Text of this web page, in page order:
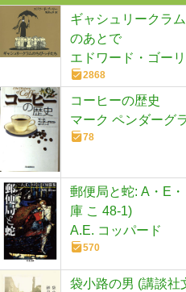
ギャシュリークラ
のあとで
エドワード・ゴー
2868
コーヒーの歴史
マーク ペンダーグ
78
郵便局と蛇: A・E
庫 こ 48-1)
A.E. コッパード
570
袋小路の男 (講談社